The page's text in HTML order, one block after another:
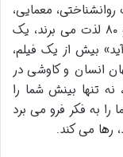
معمایی،
و آن هایی که از آثار کلاسیک دهه های ۷۰ و ۸۰ لذت می برند، یک
بیش از یک فیلم،
انسان و کاوشی در
نه تنها بینش شما را
به فکر فرو می برد
رها می کند.